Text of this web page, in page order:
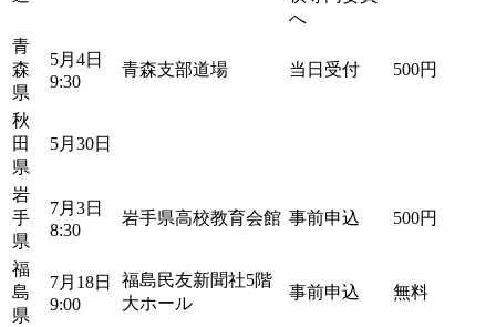
へ
青
森
県
5月4日
9:30
青森支部道場 当日受付 500円
秋
田
県
5月30日
岩
手
県
7月3日
8:30
岩手県高校教育会館 事前申込 500円
福
島
県
7月18日
9:00
福島民友新聞社5階
大ホール
事前申込 無料